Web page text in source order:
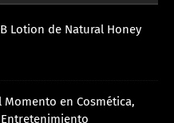
Lotion de Natural Honey
Momento en Cosmética,